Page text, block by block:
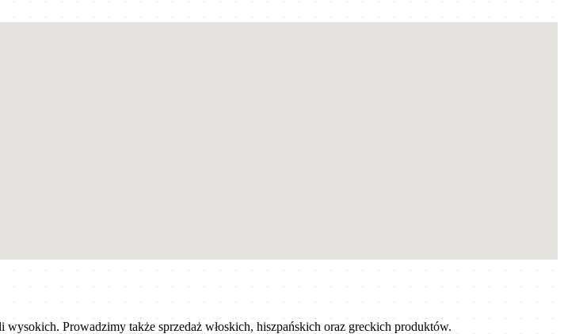
Prowadzimy także sprzedaż włoskich, hiszpańskich oraz greckich produktów.